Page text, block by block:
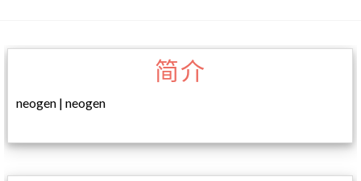
简介
neogen | neogen